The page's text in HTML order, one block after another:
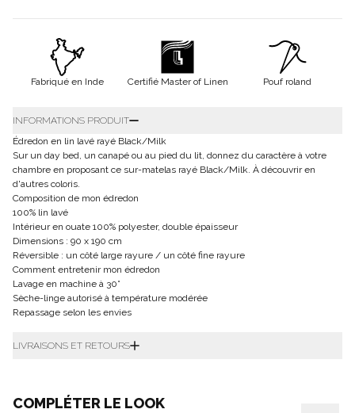
Fabriqué en Inde Certifié Master of Linen Pouf roland
INFORMATIONS PRODUIT
Édredon en lin lavé rayé Black/Milk
Sur un day bed, un canapé ou au pied du lit, donnez du caractère à votre
chambre en proposant ce sur-matelas rayé Black/Milk. À découvrir en
d'autres coloris.
Composition de mon édredon
100% lin lavé
Intérieur en ouate 100% polyester, double épaisseur
Dimensions : 90 x 190 cm
Réversible : un côté large rayure / un côté fine rayure
Comment entretenir mon édredon
Lavage en machine à 30°
Sèche-linge autorisé à température modérée
Repassage selon les envies
LIVRAISONS ET RETOURS
COMPLÉTER LE LOOK